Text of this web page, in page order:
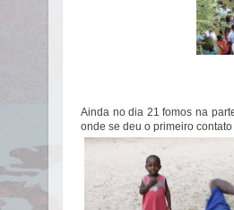
Ainda no dia 21 fomos na
onde se deu o primeiro